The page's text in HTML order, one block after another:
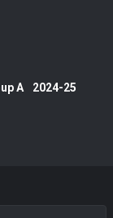
A
2024-25